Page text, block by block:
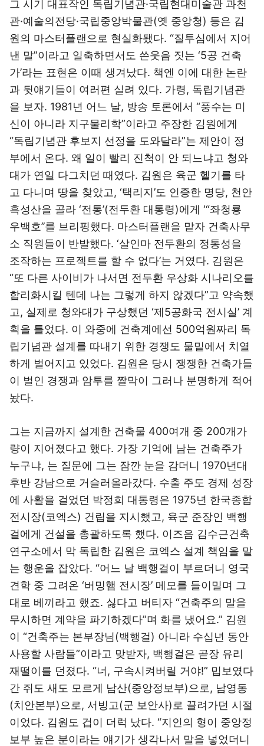
그 시기 대표작인 독립기념관·국립현대미술관 과천
관·예술의전당·국립중앙박물관(옛 중앙청) 등은 김
원의 마스터플랜으로 현실화됐다. “질투심에서 지어
낸 말”이라고 일축하면서도 쓴웃음 짓는 ‘5공 건축
가’라는 표현은 이때 생겨났다. 책엔 이에 대한 논란
과 뒷얘기들이 여러편 실려 있다. 가령, 독립기념관
을 보자. 1981년 어느 날, 방송 토론에서 “풍수는 미
신이 아니라 지구물리학”이라고 주장한 김원에게
“독립기념관 후보지 선정을 도와달라”는 제안이 정
부에서 온다. 왜 일이 빨리 진척이 안 되느냐고 청와
대가 연일 다그치던 때였다. 김원은 육군 헬기를 타
고 다니며 땅을 찾았고, ‘택리지’도 인증한 명당, 천안
흑성산을 골라 ‘전통’(전두환 대통령)에게 ‘“좌청룡
우백호’’를 브리핑했다. 마스터플랜을 맡자 건축사무
소 직원들이 반발했다. ‘살인마 전두환의 정통성을
조작하는 프로젝트를 할 수 없다’는 거였다. 김원은
“또 다른 사이비가 나서면 전두환 우상화 시나리오를
합리화시킬 텐데 나는 그렇게 하지 않겠다”고 약속했
고, 실제로 청와대가 구상했던 ‘제5공화국 전시실’ 계
획을 틀었다. 이 와중에 건축계에선 500억원짜리 독
립기념관 설계를 따내기 위한 경쟁도 물밑에서 치열
하게 벌어지고 있었다. 김원은 당시 쟁쟁한 건축가들
이 벌인 경쟁과 암투를 짤막이 그러나 분명하게 적어
놨다.
그는 지금까지 설계한 건축물 400여개 중 200개가
량이 지어졌다고 했다. 가장 기억에 남는 건축주가
누구냐, 는 질문에 그는 잠깐 눈을 감더니 1970년대
후반 강남으로 거슬러올라갔다. 수출 주도 경제 성장
에 사활을 걸었던 박정희 대통령은 1975년 한국종합
전시장(코엑스) 건립을 지시했고, 육군 준장인 백행
걸에게 건설을 총괄하도록 했다. 이즈음 김수근건축
연구소에서 막 독립한 김원은 코엑스 설계 책임을 맡
는 행운을 잡았다. “어느 날 백행걸이 부르더니 영국
견학 중 그려온 ‘버밍햄 전시장’ 메모를 들이밀며 그
대로 베끼라고 했죠. 싫다고 버티자 “건축주의 말을
무시하면 계약을 파기하겠다”며 화를 냈어요.” 김원
이 “건축주는 본부장님(백행걸) 아니라 수십년 동안
사용할 사람들”이라고 맞받자, 백행걸은 곧장 유리
재떨이를 던졌다. “너, 구속시켜버릴 거야!” 밉보였다
간 쥐도 새도 모르게 남산(중앙정보부)으로, 남영동
(치안본부)으로, 서빙고(군 보안사)로 끌려가던 시절
이었다. 김원도 겁이 더럭 났다. “지인의 형이 중앙정
보부 높은 분이라는 얘기가 생각나서 말을 넣었더니